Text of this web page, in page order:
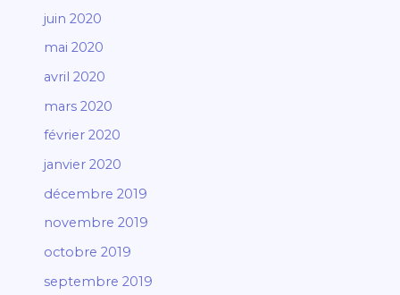
juin 2020
mai 2020
avril 2020
mars 2020
février 2020
janvier 2020
décembre 2019
novembre 2019
octobre 2019
septembre 2019